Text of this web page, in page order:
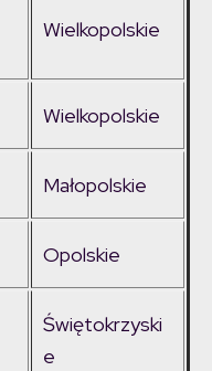
Wielkopolskie
Wielkopolskie
Małopolskie
Opolskie
Świętokrzyski
e